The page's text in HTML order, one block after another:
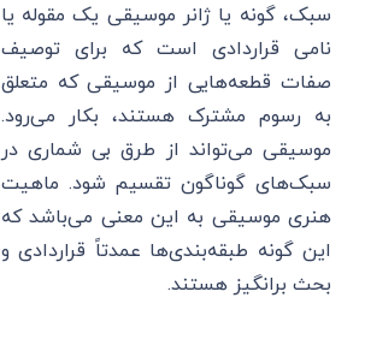
سبک، گونه یا ژانر موسیقی یک مقوله یا
نامی قراردادی است که برای توصیف
صفات قطعه‌هایی از موسیقی که متعلق
به رسوم مشترک هستند، بکار می‌رود.
موسیقی می‌تواند از طرق بی شماری در
سبک‌های گوناگون تقسیم شود. ماهیت
هنری موسیقی به این معنی می‌باشد که
این گونه طبقه‌بندی‌ها عمدتاً قراردادی و
بحث برانگیز هستند.